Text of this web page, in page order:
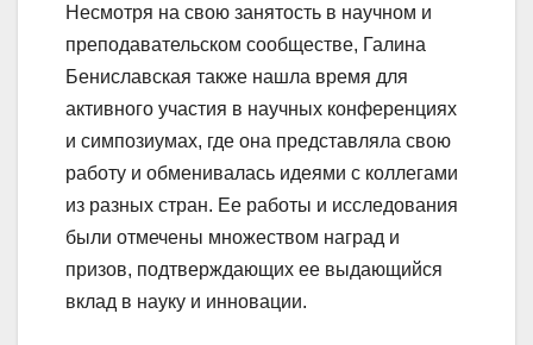
Несмотря на свою занятость в научном и
преподавательском сообществе, Галина
Бениславская также нашла время для
активного участия в научных конференциях
и симпозиумах, где она представляла свою
работу и обменивалась идеями с коллегами
из разных стран. Ее работы и исследования
были отмечены множеством наград и
призов, подтверждающих ее выдающийся
вклад в науку и инновации.